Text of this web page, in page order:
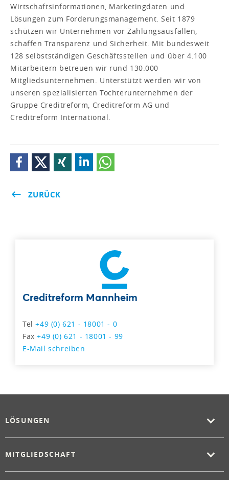
Wirtschaftsinformationen, Marketingdaten und
Lösungen zum Forderungsmanagement. Seit 1879
schützen wir Unternehmen vor Zahlungsausfällen,
schaffen Transparenz und Sicherheit. Mit bundesweit
128 selbstständigen Geschäftsstellen und über 4.100
Mitarbeitern betreuen wir rund 130.000
Mitgliedsunternehmen. Unterstützt werden wir von
unseren spezialisierten Tochterunternehmen der
Gruppe Creditreform, Creditreform AG und
Creditreform International.
ZURÜCK
Creditreform Mannheim
Tel+49 (0) 621 - 18001 - 0
Fax+49 (0) 621 - 18001 - 99
E-Mail schreiben
LÖSUNGEN
MITGLIEDSCHAFT